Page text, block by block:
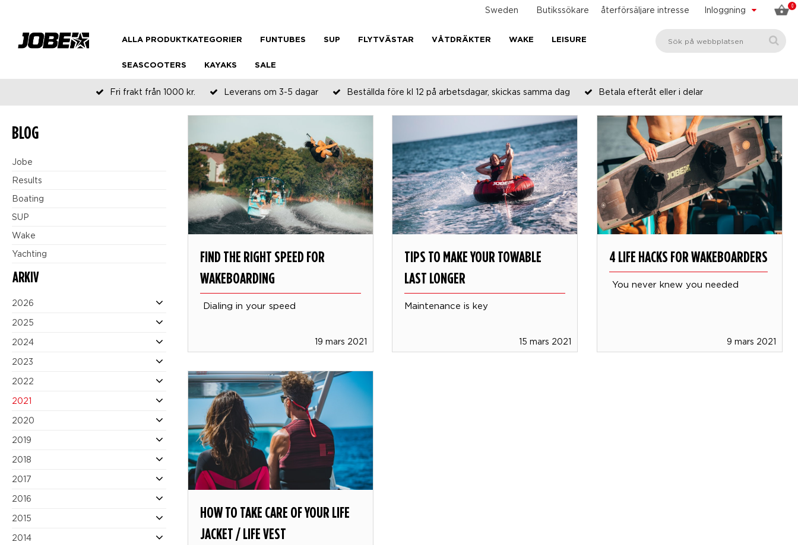
0
Inloggning
återförsäljare intresse
Butikssökare
Sweden
ALLA PRODUKTKATEGORIER FUNTUBES SUP FLYTVÄSTAR VÅTDRÄKTER WAKE LEISURE
SEASCOOTERS KAYAKS SALE
Fri frakt från 1000 kr. Leverans om 3-5 dagar Beställda före kl 12 på arbetsdagar, skickas samma dag Betala efteråt eller i delar
BLOG
Jobe
Results
Boating
SUP
Wake
Yachting
ARKIV
2026
2025
2024
2023
2022
2021
2020
2019
2018
2017
2016
2015
2014
FIND THE RIGHT SPEED FOR
WAKEBOARDING
Dialing in your speed
19 mars 2021
TIPS TO MAKE YOUR TOWABLE
LAST LONGER
Maintenance is key
15 mars 2021
4 LIFE HACKS FOR WAKEBOARDERS
You never knew you needed
9 mars 2021
HOW TO TAKE CARE OF YOUR LIFE
JACKET / LIFE VEST